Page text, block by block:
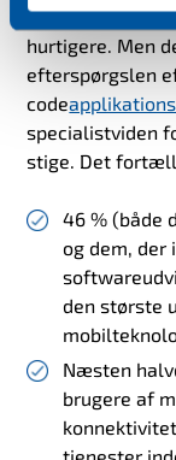
begynde at se
hurtigere. Men
efterspørgslen
code
specialistviden
stige. Det
46 % (både
og dem, der
den største
Næsten
brugere af
tjenester